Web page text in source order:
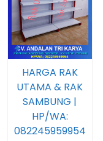
HARGA RAK
UTAMA & RAK
SAMBUNG |
HP/WA:
082245959954